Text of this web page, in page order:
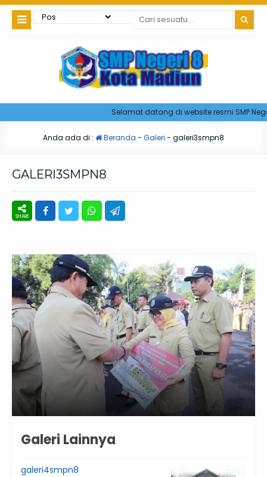
Selamat datang di website resmi SMP
Anda ada di : Beranda - Galeri - galeri3smpn8
GALERI3SMPN8
Galeri Lainnya
galeri4smpn8